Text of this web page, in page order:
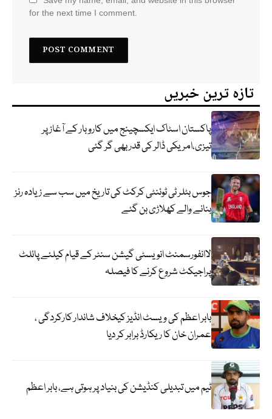
for the next time I comment.
تازہ ترین خبریں
پاکستان اسٹاک ایکسچینج میں کاروبار کے آغاز پر
تیزی،امریکی ڈالر کی قدر بھی گر گئی
جوس بٹلر ٹی ٹوئنٹی کرکٹ کی تاریخ میں سب سے زیادہ رنز
بنانے والے کھلاڑی بن گئے
لاانفورسمنٹ انویسٹی گیشن سنٹر کے قیام کیلئے پائلٹ
پراجیکٹ شروع کرنے کا فیصلہ
بابر اعظم کی ویسٹ انڈیز کیخلاف شاندار کارکردگی ،
عمران خان کا ریکارڈ برابر کر دیا
ٹیم میں تبدیلی کنڈیشن کی بنیاد پر ہوتی ہے، بابر اعظم